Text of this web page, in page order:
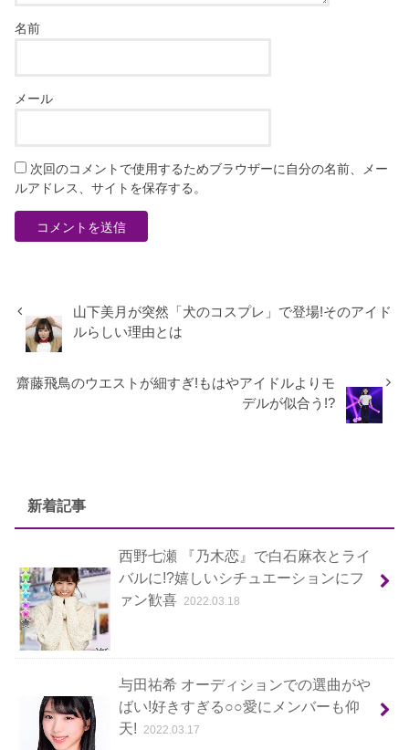
名前
メール
次回のコメントで使用するためブラウザーに自分の名前、メー
ルアドレス、サイトを保存する。
山下美月が突然「犬のコスプレ」で登場!そのアイド
ルらしい理由とは
齋藤飛鳥のウエストが細すぎ!もはやアイドルよりモ
デルが似合う!?
新着記事
西野七瀬 『乃木恋』で白石麻衣とライ
バルに!?嬉しいシチュエーションにフ
ァン歓喜
2022.03.18
与田祐希 オーディションでの選曲がや
ばい!好きすぎる○○愛にメンバーも仰
天!
2022.03.17